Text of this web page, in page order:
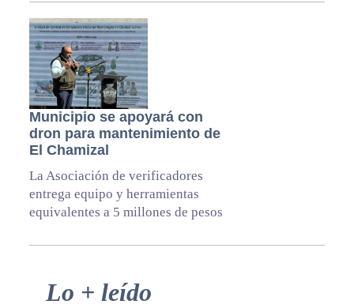
Municipio se apoyará con
dron para mantenimiento de
El Chamizal
La Asociación de verificadores
entrega equipo y herramientas
equivalentes a 5 millones de pesos
Primary
Lo + leído